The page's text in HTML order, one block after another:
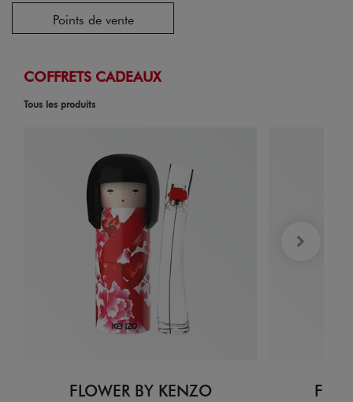
Points de vente
COFFRETS CADEAUX
Tous les produits
FLOWER BY KENZO